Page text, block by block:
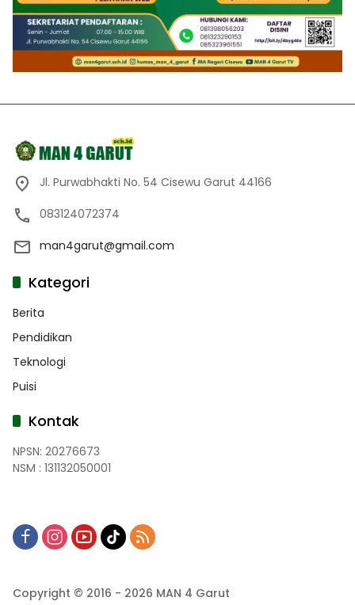
Jl. Purwabhakti No. 54 Cisewu Garut 44166
083124072374
man4garut@gmail.com
Kategori
Berita
Pendidikan
Teknologi
Puisi
Kontak
NPSN: 20276673
NSM : 131132050001
Copyright © 2016 - 2026 MAN 4 Garut